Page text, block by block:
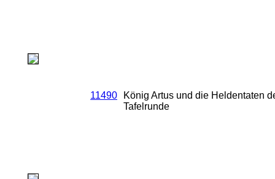
11490
König Artus und die Heldentaten
Tafelrunde